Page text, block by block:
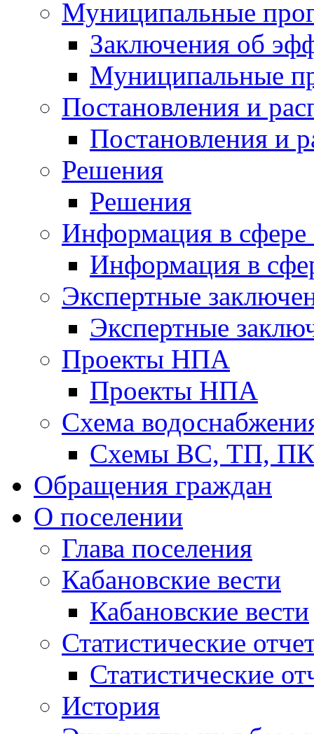
Муниципальные
Заключения об
Муниципальные
Постановления и
Постановления и
Решения
Решения
Информация в сфере
Информация в
Экспертные
Экспертные
Проекты НПА
Проекты НПА
Схема
Схемы ВС, ТП,
Обращения граждан
О поселении
Глава поселения
Кабановские вести
Кабановские вести
Статистические
Статистические
История